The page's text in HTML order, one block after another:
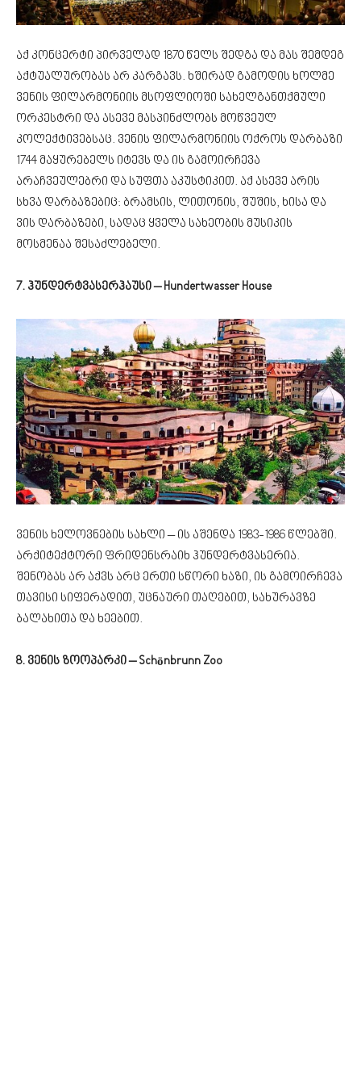
აქ კონცერტი პირველად 1870 წელს შედგა და მას შემდეგ
აქტუალურობას არ კარგავს. ხშირად გამოდის ხოლმე
ვენის ფილარმონიის მსოფლიოში სახელგანთქმული
ორკესტრი და ასევე მასპინძლობს მოწვეულ
კოლექტივებსაც. ვენის ფილარმონიის ოქროს დარბაზი
1744 მაყურებელს იტევს და ის გამოირჩევა
არაჩვეულებრი და სუფთა აკუსტიკით. აქ ასევე არის
სხვა დარბაზებიც: ბრამსის, ლითონის, შუშის, ხისა და
ვის დარბაზები, სადაც ყველა სახეობის მუსიკის
მოსმენაა შესაძლებელი.
7. ჰუნდერტვასერჰაუსი – Hundertwasser House
ვენის ხელოვნების სახლი – ის აშენდა 1983-1986 წლებში.
არქიტექტორი ფრიდენსრაიხ ჰუნდერტვასერია.
შენობას არ აქვს არც ერთი სწორი ხაზი, ის გამოირჩევა
თავისი სიფერადით, უცნაური თაღებით, სახურავზე
ბალახითა და ხეებით.
8. ვენის ზოოპარკი – Schönbrunn Zoo